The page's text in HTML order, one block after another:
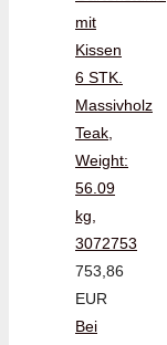
mit
Kissen
6 STK.
Massivholz
Teak,
Weight:
56.09
kg,
3072753
753,86
EUR
Bei